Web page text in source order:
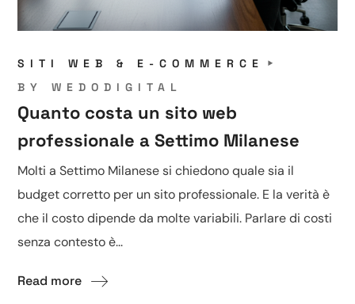
SITI WEB & E-COMMERCE
BYWEDODIGITAL
Quanto costa un sito web
professionale a Settimo Milanese
Molti a Settimo Milanese si chiedono quale sia il
budget corretto per un sito professionale. E la verità è
che il costo dipende da molte variabili. Parlare di costi
senza contesto è...
Read more